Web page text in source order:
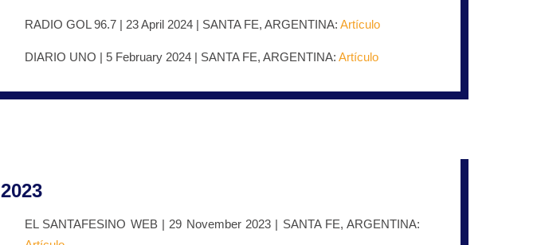
RADIO GOL 96.7 | 23 April 2024 | SANTA FE, ARGENTINA: Artículo
DIARIO UNO | 5 February 2024 | SANTA FE, ARGENTINA: Artículo
2023
EL SANTAFESINO WEB | 29 November 2023 | SANTA FE, ARGENTINA: